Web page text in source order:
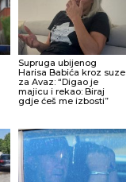
Supruga ubijenog
Harisa Babića kroz suze
za Avaz: “Digao je
majicu i rekao: Biraj
gdje ćeš me izbosti”